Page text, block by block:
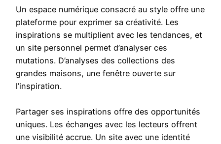
Un espace numérique consacré au style offre une
plateforme pour exprimer sa créativité. Les
inspirations se multiplient avec les tendances, et
un site personnel permet d’analyser ces
mutations. D’analyses des collections des
grandes maisons, une fenêtre ouverte sur
l’inspiration.
Partager ses inspirations offre des opportunités
uniques. Les échanges avec les lecteurs offrent
une visibilité accrue. Un site avec une identité